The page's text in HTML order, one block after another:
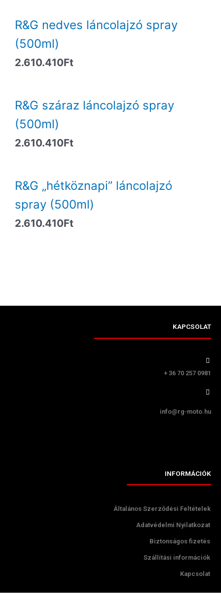
R&G nedves láncolajzó spray
(500ml)
2.610.410Ft
R&G száraz láncolajzó spray
(500ml)
2.610.410Ft
R&G „hétköznapi” láncolajzó
spray (500ml)
2.610.410Ft
KAPCSOLAT
+ 36 70 257 0981
info@rg-moto.hu
INFORMÁCIÓK
Általános Szerződési Feltételek
Adatvédelmi Nyilatkozat
Biztonságos fizetés
Szállítási információk
Kapcsolat